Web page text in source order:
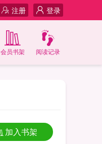
登录
注册
阅读记录
会员书架
加入书架